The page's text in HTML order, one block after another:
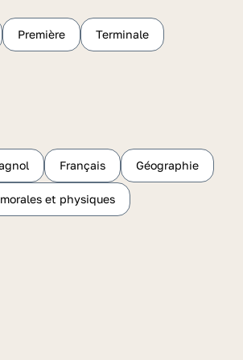
Première Terminale
Français Géographie
et physiques